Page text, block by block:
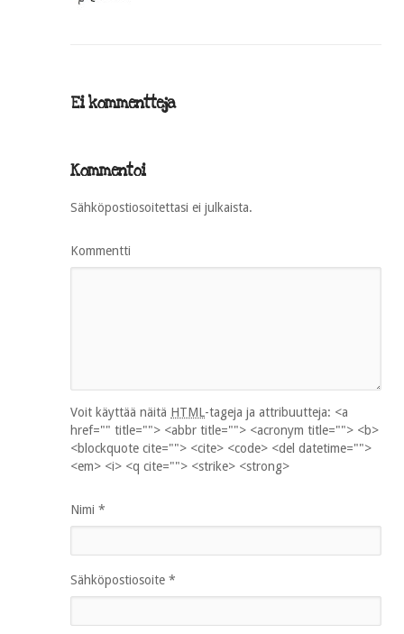
Ei kommentteja
Kommentoi
Sähköpostiosoitettasi ei julkaista.
Kommentti
Voit käyttää näitä HTML-tageja ja attribuutteja: <a
href="" title=""> <abbr title=""> <acronym title=""> <b>
<blockquote cite=""> <cite> <code> <del datetime="">
<em> <i> <q cite=""> <strike> <strong>
Nimi *
Sähköpostiosoite *